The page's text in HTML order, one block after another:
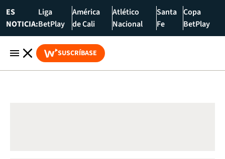
ES
NOTICIA:
Liga
BetPlay
América
de Cali
Atlético
Nacional
Santa
Fe
Copa
BetPlay
SUSCRÍBASE